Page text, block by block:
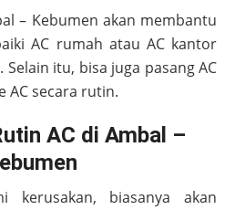
– Kebumen akan membantu
AC rumah atau AC kantor
itu, bisa juga pasang AC
AC secara rutin.
AC di Ambal –
kerusakan, biasanya akan